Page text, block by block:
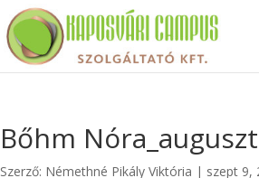
Bőhm
Szerző: Némethné Pikály Viktória | szept 9,